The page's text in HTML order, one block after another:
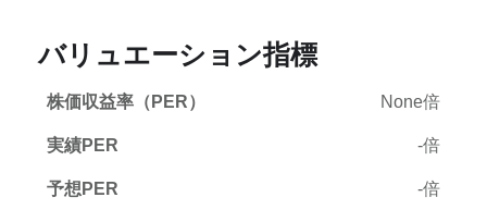
バリュエーション指標
株価収益率（PER） None倍
実績PER -倍
予想PER -倍